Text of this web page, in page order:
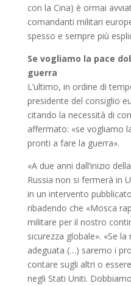
con la Cina) è ormai
comandanti militari
spesso e sempre più
Se vogliamo la pace
guerra
L’ultimo, in ordine di
presidente del consiglio
citando la necessità di
affermato: «se vogliamo
pronti a fare la guerra».
«A due anni dall’inizio
Russia non si fermerà in
in un intervento
ribadendo che «Mosca
militare per il nostro
sicurezza globale». «Se
adeguata (…) saremo i
contare sugli altri o
negli Stati Uniti.